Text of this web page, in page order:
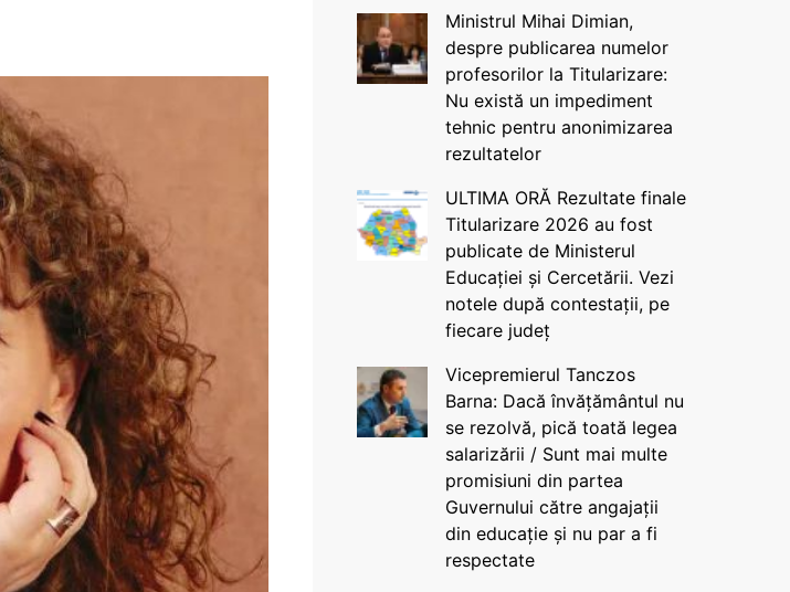
Ministrul Mihai Dimian,
despre publicarea numelor
profesorilor la Titularizare:
Nu există un impediment
tehnic pentru anonimizarea
rezultatelor
ULTIMA ORĂ Rezultate finale
Titularizare 2026 au fost
publicate de Ministerul
Educației și Cercetării. Vezi
notele după contestații, pe
fiecare județ
Vicepremierul Tanczos
Barna: Dacă învățământul nu
se rezolvă, pică toată legea
salarizării / Sunt mai multe
promisiuni din partea
Guvernului către angajații
din educație și nu par a fi
respectate